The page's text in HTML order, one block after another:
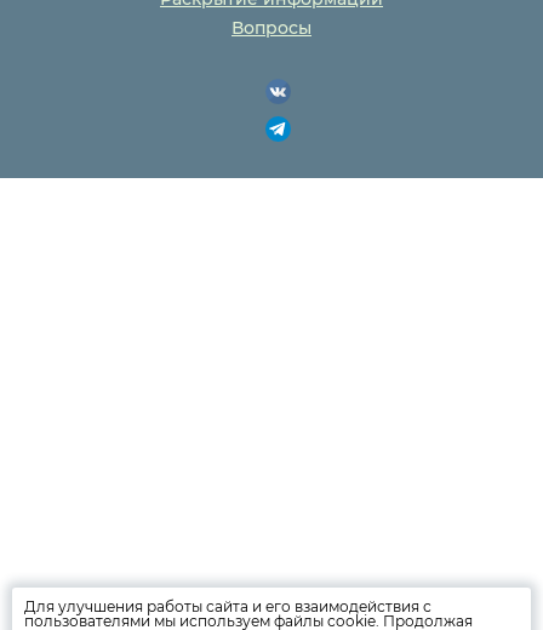
Вопросы
Для улучшения работы сайта и его взаимодействия с
пользователями мы используем файлы cookie. Продолжая